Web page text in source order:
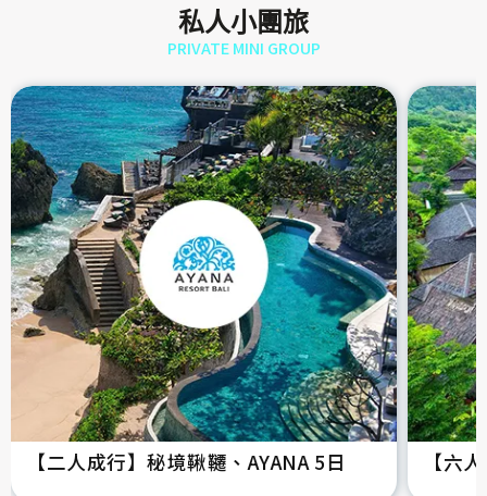
私人小團旅
PRIVATE MINI GROUP
【二人成行】秘境鞦韆、AYANA 5日 【六